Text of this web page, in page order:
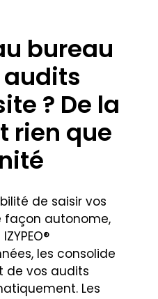
bureau
? De la
rien que
de saisir vos
façon autonome,
les consolide
de vos audits
Les